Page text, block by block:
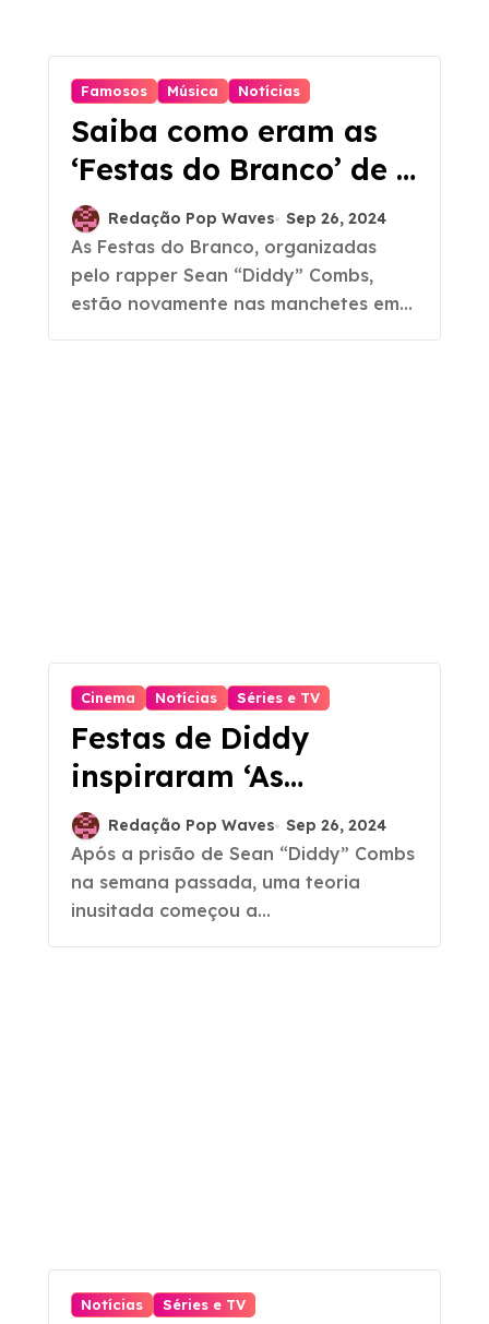
Famosos Música Notícias
Saiba como eram as
‘Festas do Branco’ de P.
‘Diddy’
Redação Pop Waves Sep 26, 2024
As Festas do Branco, organizadas
pelo rapper Sean “Diddy” Combs,
estão novamente nas manchetes em...
Cinema Notícias Séries e TV
Festas de Diddy
inspiraram ‘As
Branquelas’? Entenda
a teoria
Redação Pop Waves Sep 26, 2024
Após a prisão de Sean “Diddy” Combs
na semana passada, uma teoria
inusitada começou a...
Notícias Séries e TV